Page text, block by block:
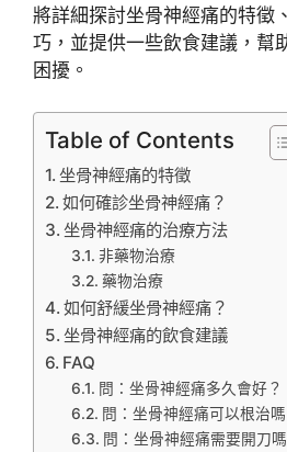
將詳細探討坐骨神經痛的特徵
巧，並提供一些飲食建議，幫
困擾。
Table of Contents
坐骨神經痛的特徵
如何確診坐骨神經痛？
坐骨神經痛的治療方法
非藥物治療
藥物治療
如何舒緩坐骨神經痛？
坐骨神經痛的飲食建議
FAQ
問：坐骨神經痛多久會好？
問：坐骨神經痛可以根治嗎
問：坐骨神經痛需要開刀嗎